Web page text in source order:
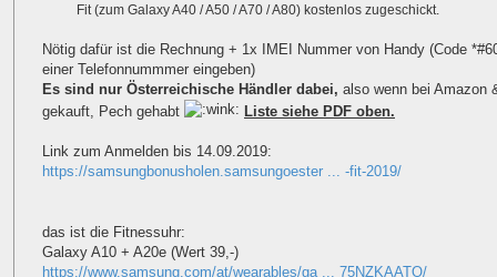
Fit (zum Galaxy A40 / A50 / A70 / A80) kostenlos zugeschickt.
Nötig dafür ist die Rechnung + 1x IMEI Nummer von Handy (Code
einer Telefonnummmer eingeben)
Es sind nur Österreichische Händler dabei, also wenn bei Amazon
gekauft, Pech gehabt
Liste siehe PDF oben.
Link zum Anmelden bis 14.09.2019:
https://samsungbonusholen.samsungoester ... -fit-2019/
das ist die Fitnessuhr:
Galaxy A10 + A20e (Wert 39,-)
https://www.samsung.com/at/wearables/ga ... 75NZKAATO/